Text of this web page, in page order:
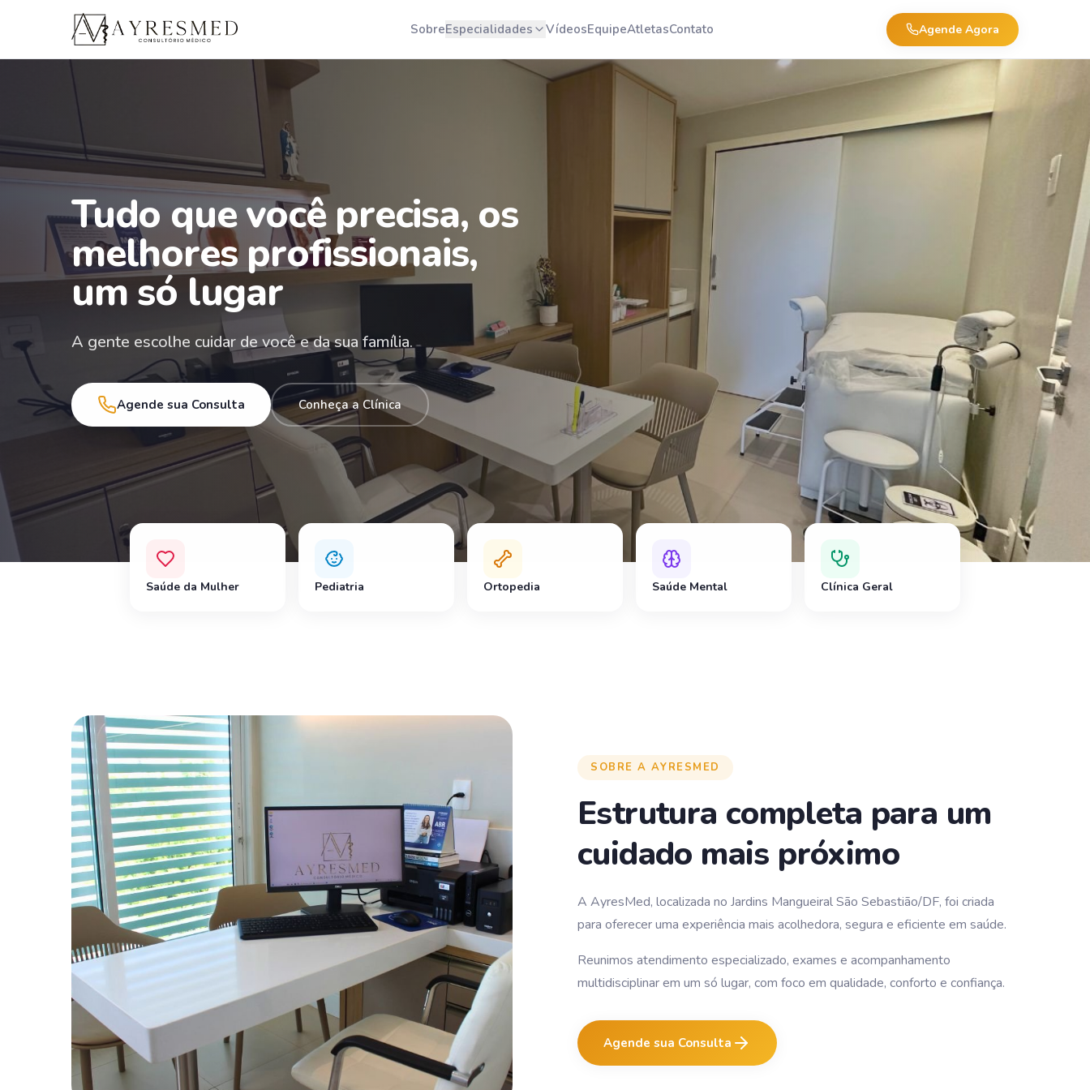
SobreEspecialidades VídeosEquipeAtletasContato Agende Agora
Tudo que você precisa, os
melhores profissionais,
um só lugar
A gente escolhe cuidar de você e da sua família.
Agende sua Consulta Conheça a Clínica
Saúde da Mulher Pediatria Ortopedia Saúde Mental Clínica Geral
SOBRE A AYRESMED
Estrutura completa para um
cuidado mais próximo
A AyresMed, localizada no Jardins Mangueiral São Sebastião/DF, foi criada
para oferecer uma experiência mais acolhedora, segura e eficiente em saúde.
Reunimos atendimento especializado, exames e acompanhamento
multidisciplinar em um só lugar, com foco em qualidade, conforto e confiança.
Agende sua Consulta